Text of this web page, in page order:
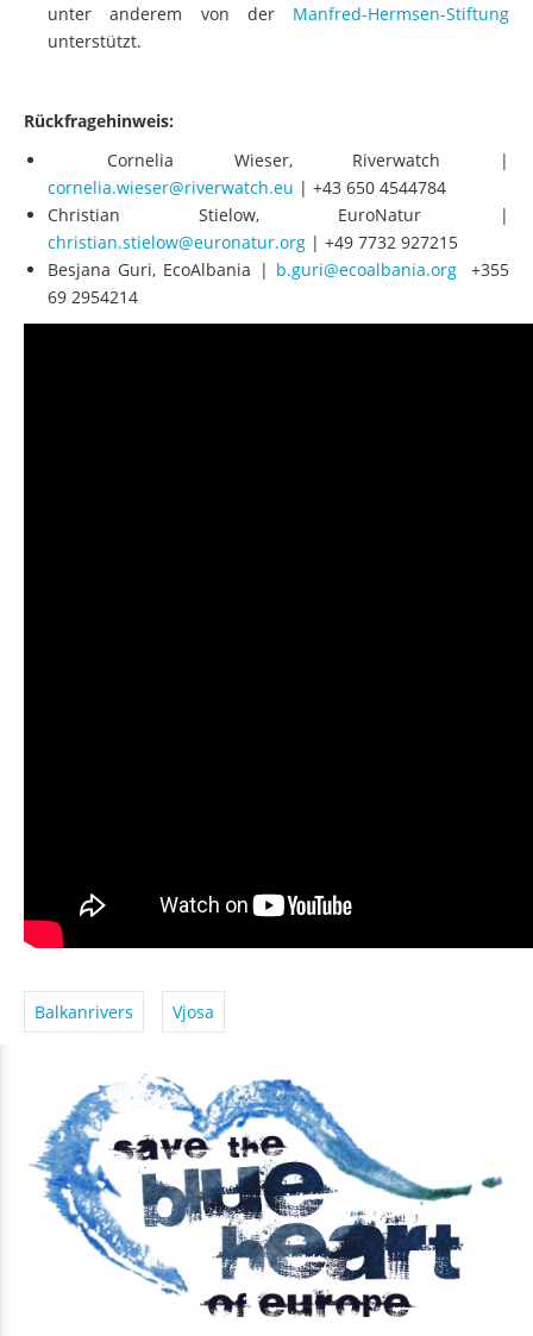
unter anderem von der Manfred-Hermsen-Stiftung
unterstützt.
Rückfragehinweis:
Cornelia Wieser, Riverwatch |
cornelia.wieser@riverwatch.eu | +43 650 4544784
Christian Stielow, EuroNatur |
christian.stielow@euronatur.org | +49 7732 927215
Besjana Guri, EcoAlbania | b.guri@ecoalbania.org+355
69 2954214
Balkanrivers Vjosa